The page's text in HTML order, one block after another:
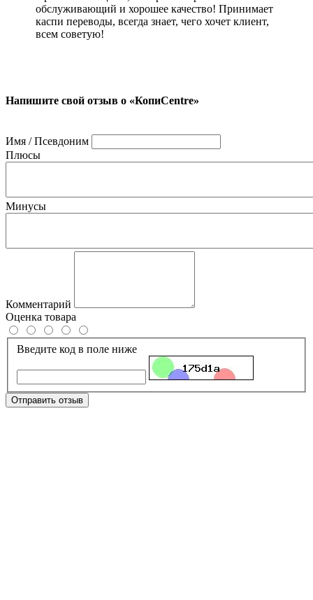
обслуживающий и хорошее качество! Принимает
каспи переводы, всегда знает, чего хочет клиент,
всем советую!
Напишите свой отзыв о «КопиCentre»
Имя / Псевдоним
Плюсы
Минусы
Комментарий
Оценка товара
Введите код в поле ниже
Отправить отзыв